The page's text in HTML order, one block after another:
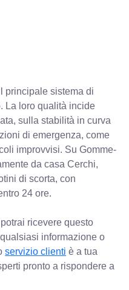
principale sistema di
La loro qualità incide
sulla stabilità in curva
di emergenza, come
improvvisi. Su Gomme-
da casa Cerchi,
di scorta, con
24 ore.
ricevere questo
informazione o
servizio clienti è a tua
pronto a rispondere a